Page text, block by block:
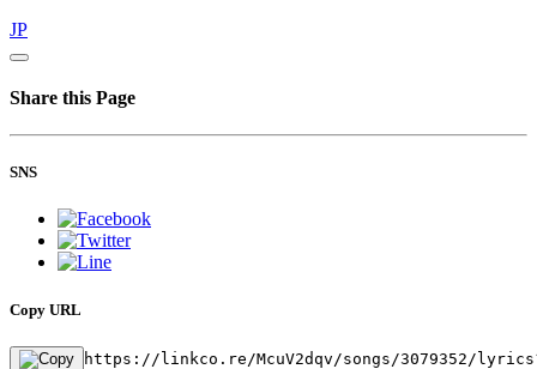
JP
Share this Page
SNS
Copy URL
https://linkco.re/McuV2dqv/songs/3079352/